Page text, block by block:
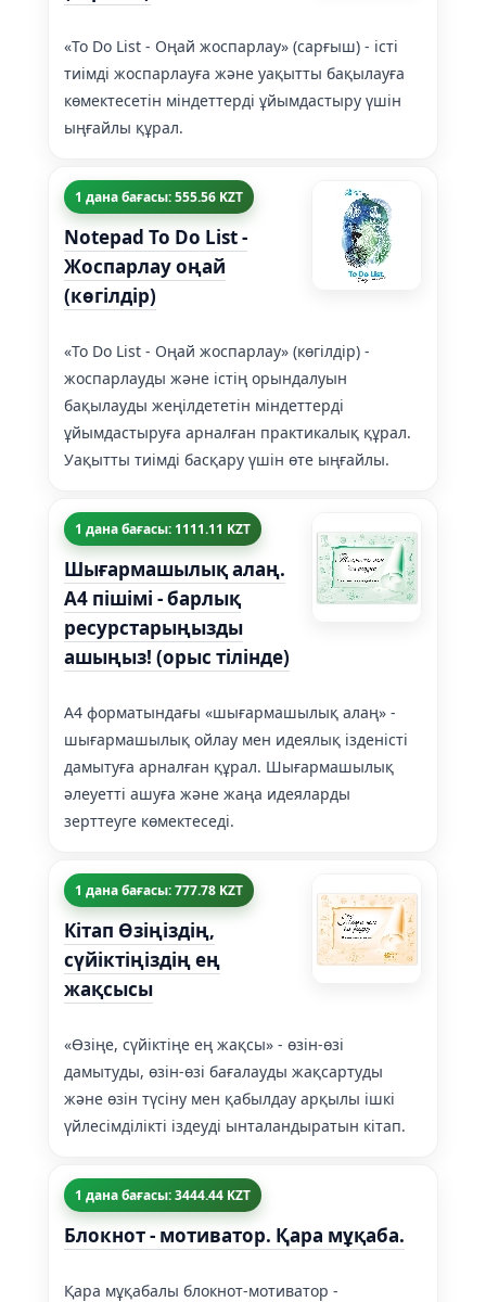
«To Do List - Оңай жоспарлау» (сарғыш) - істі
тиімді жоспарлауға және уақытты бақылауға
көмектесетін міндеттерді ұйымдастыру үшін
ыңғайлы құрал.
1 дана бағасы: 555.56 KZT
Notepad To Do List -
Жоспарлау оңай
(көгілдір)
«To Do List - Оңай жоспарлау» (көгілдір) -
жоспарлауды және істің орындалуын
бақылауды жеңілдететін міндеттерді
ұйымдастыруға арналған практикалық құрал.
Уақытты тиімді басқару үшін өте ыңғайлы.
1 дана бағасы: 1111.11 KZT
Шығармашылық алаң.
А4 пішімі - барлық
ресурстарыңызды
ашыңыз! (орыс тілінде)
А4 форматындағы «шығармашылық алаң» -
шығармашылық ойлау мен идеялық ізденісті
дамытуға арналған құрал. Шығармашылық
әлеуетті ашуға және жаңа идеяларды
зерттеуге көмектеседі.
1 дана бағасы: 777.78 KZT
Кітап Өзіңіздің,
сүйіктіңіздің ең
жақсысы
«Өзіңе, сүйіктіңе ең жақсы» - өзін-өзі
дамытуды, өзін-өзі бағалауды жақсартуды
және өзін түсіну мен қабылдау арқылы ішкі
үйлесімділікті іздеуді ынталандыратын кітап.
1 дана бағасы: 3444.44 KZT
Блокнот - мотиватор. Қара мұқаба.
Қара мұқабалы блокнот-мотиватор -